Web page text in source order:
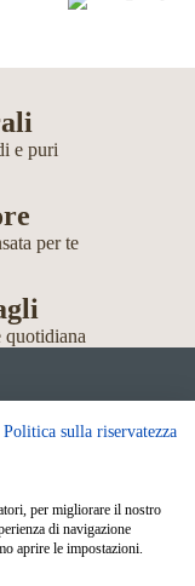
e puri
per te
quotidiana
Politica sulla riservatezza
per migliorare il nostro
di navigazione
aprire le impostazioni.